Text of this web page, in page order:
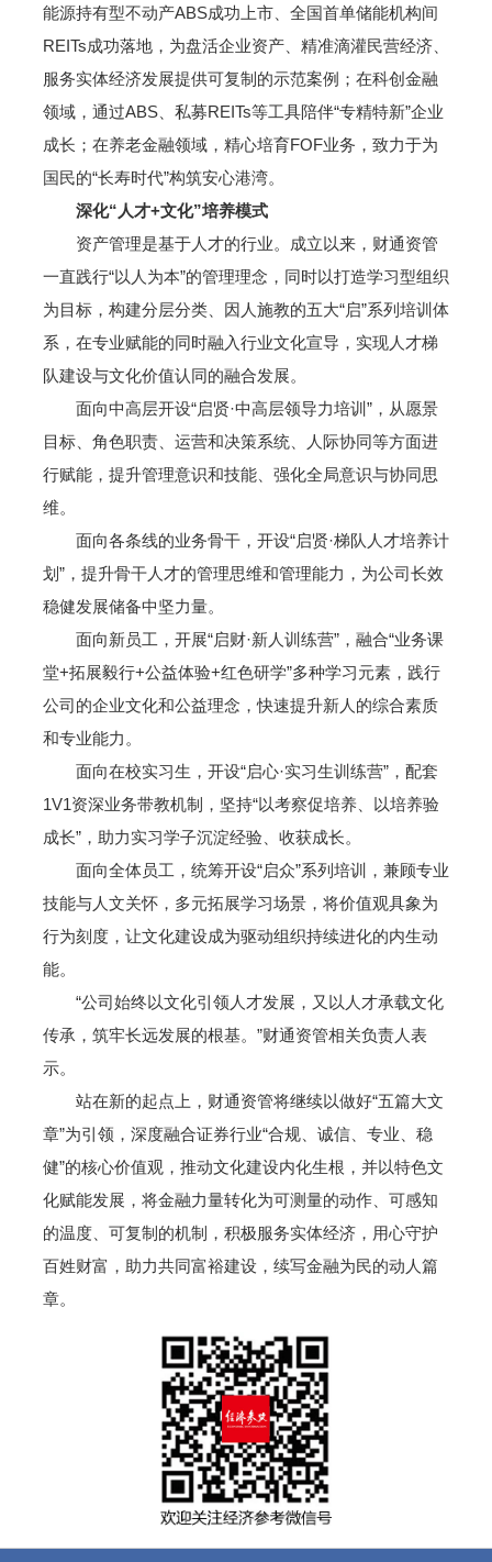
能源持有型不动产ABS成功上市、全国首单储能机构间
REITs成功落地，为盘活企业资产、精准滴灌民营经济、
服务实体经济发展提供可复制的示范案例；在科创金融
领域，通过ABS、私募REITs等工具陪伴“专精特新”企业
成长；在养老金融领域，精心培育FOF业务，致力于为
国民的“长寿时代”构筑安心港湾。
深化“人才+文化”培养模式
资产管理是基于人才的行业。成立以来，财通资管
一直践行“以人为本”的管理理念，同时以打造学习型组织
为目标，构建分层分类、因人施教的五大“启”系列培训体
系，在专业赋能的同时融入行业文化宣导，实现人才梯
队建设与文化价值认同的融合发展。
面向中高层开设“启贤·中高层领导力培训”，从愿景
目标、角色职责、运营和决策系统、人际协同等方面进
行赋能，提升管理意识和技能、强化全局意识与协同思
维。
面向各条线的业务骨干，开设“启贤·梯队人才培养计
划”，提升骨干人才的管理思维和管理能力，为公司长效
稳健发展储备中坚力量。
面向新员工，开展“启财·新人训练营”，融合“业务课
堂+拓展毅行+公益体验+红色研学”多种学习元素，践行
公司的企业文化和公益理念，快速提升新人的综合素质
和专业能力。
面向在校实习生，开设“启心·实习生训练营”，配套
1V1资深业务带教机制，坚持“以考察促培养、以培养验
成长”，助力实习学子沉淀经验、收获成长。
面向全体员工，统筹开设“启众”系列培训，兼顾专业
技能与人文关怀，多元拓展学习场景，将价值观具象为
行为刻度，让文化建设成为驱动组织持续进化的内生动
能。
“公司始终以文化引领人才发展，又以人才承载文化
传承，筑牢长远发展的根基。”财通资管相关负责人表
示。
站在新的起点上，财通资管将继续以做好“五篇大文
章”为引领，深度融合证券行业“合规、诚信、专业、稳
健”的核心价值观，推动文化建设内化生根，并以特色文
化赋能发展，将金融力量转化为可测量的动作、可感知
的温度、可复制的机制，积极服务实体经济，用心守护
百姓财富，助力共同富裕建设，续写金融为民的动人篇
章。